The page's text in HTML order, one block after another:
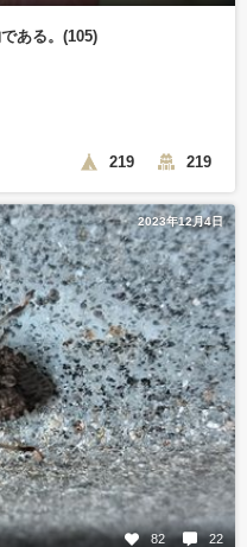
ある。(105)
219 219
2023年12月4日
82 22